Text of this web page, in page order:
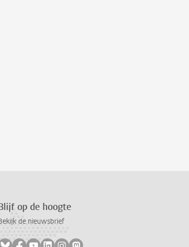
op de hoogte
de nieuwsbrief
Volg ons op bluesky
Volg ons op facebook
Volg ons op youtube
Volg ons op linkedin
Volg ons op instagram
Volg ons op mastodon